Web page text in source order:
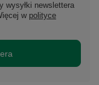
wysyłki newslettera
w polityce